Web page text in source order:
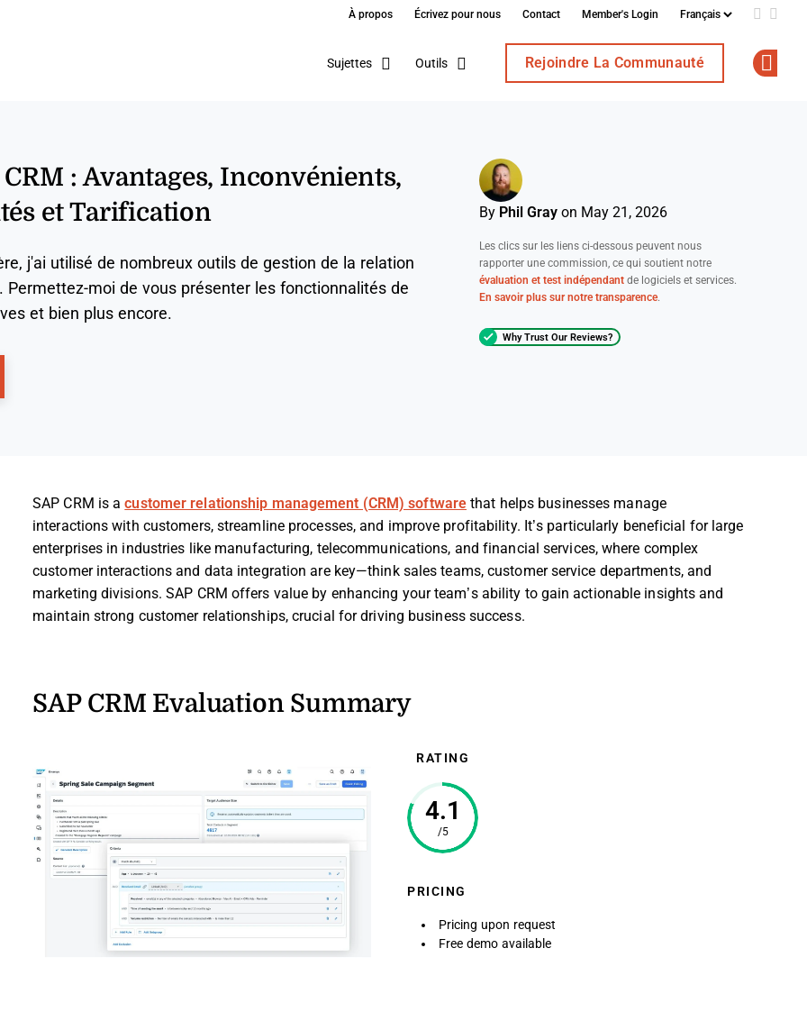
À propos Écrivez pour nous Contact Member's Login Add us
Sujettes Outils Rejoindre La Communauté
: Avantages, Inconvénients,
et Tarification
j'ai utilisé de nombreux outils de gestion de la relation
Permettez-moi de vous présenter les fonctionnalités de
et bien plus encore.
New Window
By Phil Gray on May 21, 2026
Les clics sur les liens ci-dessous peuvent nous
rapporter une commission, ce qui soutient notre
évaluation et test indépendant de logiciels et services.
En savoir plus sur notre transparence.
Why Trust Our Reviews?
SAP CRM is acustomer relationship management (CRM) software that helps businesses manage
interactions with customers, streamline processes, and improve profitability. It’s particularly beneficial for large
enterprises in industries like manufacturing, telecommunications, and financial services, where complex
customer interactions and data integration are key—think sales teams, customer service departments, and
marketing divisions. SAP CRM offers value by enhancing your team’s ability to gain actionable insights and
maintain strong customer relationships, crucial for driving business success.
SAP CRM Evaluation Summary
RATING
4.1
/5
PRICING
Pricing upon request
Free demo available